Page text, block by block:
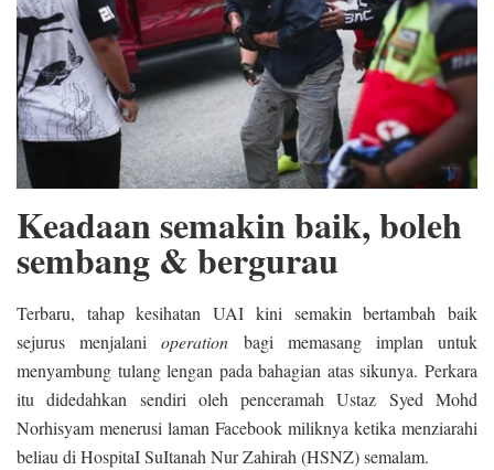
Keadaan semakin baik, boleh
sembang & bergurau
Terbaru, tahap kesihatan UAI kini semakin bertambah baik
sejurus menjalanioperation bagi memasang implan untuk
menyambung tulang lengan pada bahagian atas sikunya. Perkara
itu didedahkan sendiri oleh penceramah Ustaz Syed Mohd
Norhisyam menerusi laman Facebook miliknya ketika menziarahi
beliau di HospitaI SuItanah Nur Zahirah (HSNZ) semalam.